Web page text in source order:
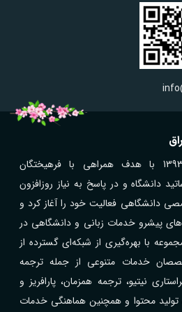
شبکه مترجمین در سال 1393 با هدف همراهی با فرهیختگان
دانشگاه و در پاسخ به نیاز روزافزون
دانشگاهی فعالیت خود را آغاز کرد و
پیشرو خدمات زبانی و دانشگاهی در
با بهره‌گیری از شبکه‌ای گسترده از
خدمات متنوعی از جمله ترجمه
نیتیو، ترجمه همزمان، پارافریز و
تولید محتوا و همچنین هماهنگی خدمات